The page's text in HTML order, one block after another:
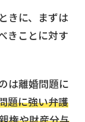
きに、まずは
きことに対す
は離婚問題に
題に強い弁護